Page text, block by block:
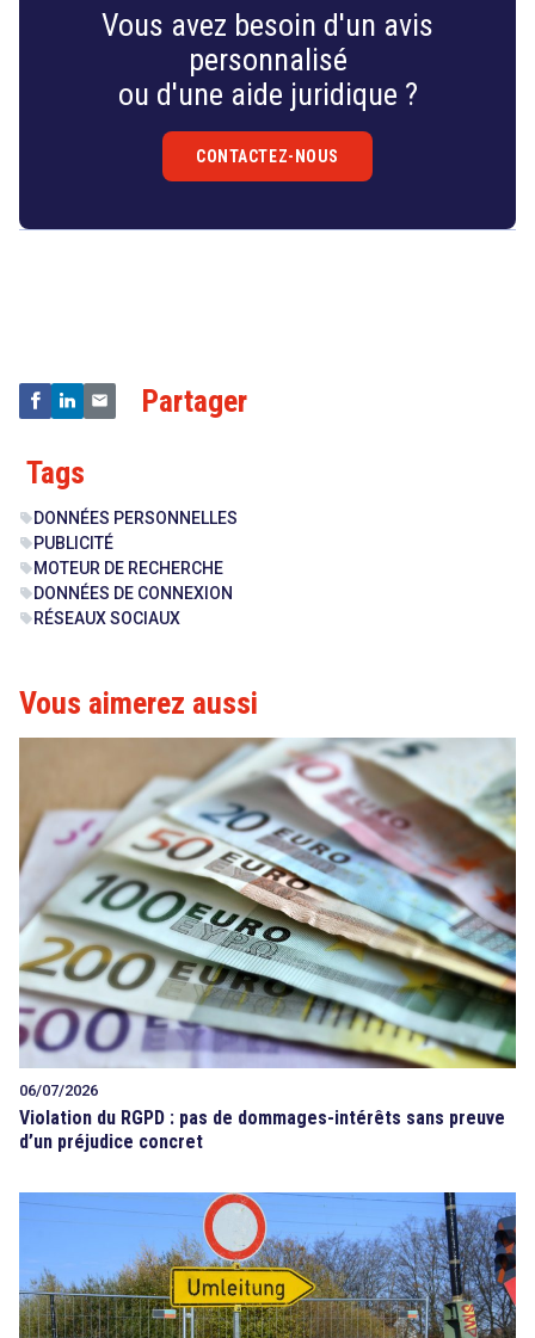
Vous avez besoin d'un avis
personnalisé
ou d'une aide juridique ?
CONTACTEZ-NOUS
Partager
Tags
sell DONNÉES PERSONNELLES
sell PUBLICITÉ
sell MOTEUR DE RECHERCHE
sell DONNÉES DE CONNEXION
sell RÉSEAUX SOCIAUX
Vous aimerez aussi
06/07/2026
Violation du RGPD : pas de dommages-intérêts sans preuve
d’un préjudice concret